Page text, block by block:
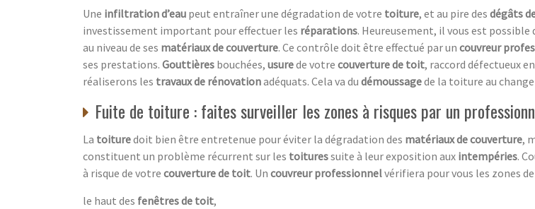
Une infiltration d’eau peut entraîner une dégradation de votre toiture, et au pire des dégâts
investissement important pour effectuer les réparations. Heureusement, il vous est possible
au niveau de ses matériaux de couverture. Ce contrôle doit être effectué par un couvreur
ses prestations. Gouttières bouchées, usurede votre couverture de toit, raccord défectueux
réaliserons les travaux de rénovationadéquats. Cela va du démoussagede la toiture au
Fuite de toiture : faites surveiller les zones à risques par un
La toituredoit bien être entretenue pour éviter la dégradation des matériaux de couverture,
constituent un problème récurrent sur les toituressuite à leur exposition aux intempéries.
à risque de votre couverture de toit. Un couvreur professionnelvérifiera pour vous les zones
le haut des fenêtres de toit,